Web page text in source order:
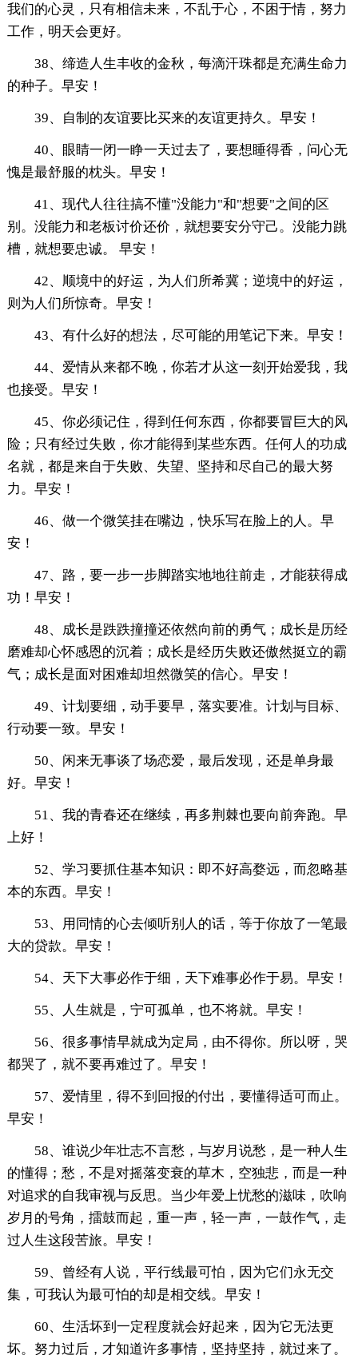
我们的心灵，只有相信未来，不乱于心，不困于情，努力
工作，明天会更好。
38、缔造人生丰收的金秋，每滴汗珠都是充满生命力
的种子。早安！
39、自制的友谊要比买来的友谊更持久。早安！
40、眼睛一闭一睁一天过去了，要想睡得香，问心无
愧是最舒服的枕头。早安！
41、现代人往往搞不懂"没能力"和"想要"之间的区
别。没能力和老板讨价还价，就想要安分守己。没能力跳
槽，就想要忠诚。 早安！
42、顺境中的好运，为人们所希冀；逆境中的好运，
则为人们所惊奇。早安！
43、有什么好的想法，尽可能的用笔记下来。早安！
44、爱情从来都不晚，你若才从这一刻开始爱我，我
也接受。早安！
45、你必须记住，得到任何东西，你都要冒巨大的风
险；只有经过失败，你才能得到某些东西。任何人的功成
名就，都是来自于失败、失望、坚持和尽自己的最大努
力。早安！
46、做一个微笑挂在嘴边，快乐写在脸上的人。早
安！
47、路，要一步一步脚踏实地地往前走，才能获得成
功！早安！
48、成长是跌跌撞撞还依然向前的勇气；成长是历经
磨难却心怀感恩的沉着；成长是经历失败还傲然挺立的霸
气；成长是面对困难却坦然微笑的信心。早安！
49、计划要细，动手要早，落实要准。计划与目标、
行动要一致。早安！
50、闲来无事谈了场恋爱，最后发现，还是单身最
好。早安！
51、我的青春还在继续，再多荆棘也要向前奔跑。早
上好！
52、学习要抓住基本知识：即不好高婺远，而忽略基
本的东西。早安！
53、用同情的心去倾听别人的话，等于你放了一笔最
大的贷款。早安！
54、天下大事必作于细，天下难事必作于易。早安！
55、人生就是，宁可孤单，也不将就。早安！
56、很多事情早就成为定局，由不得你。所以呀，哭
都哭了，就不要再难过了。早安！
57、爱情里，得不到回报的付出，要懂得适可而止。
早安！
58、谁说少年壮志不言愁，与岁月说愁，是一种人生
的懂得；愁，不是对摇落变衰的草木，空独悲，而是一种
对追求的自我审视与反思。当少年爱上忧愁的滋味，吹响
岁月的号角，擂鼓而起，重一声，轻一声，一鼓作气，走
过人生这段苦旅。早安！
59、曾经有人说，平行线最可怕，因为它们永无交
集，可我认为最可怕的却是相交线。早安！
60、生活坏到一定程度就会好起来，因为它无法更
坏。努力过后，才知道许多事情，坚持坚持，就过来了。